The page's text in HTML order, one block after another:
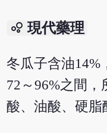
bubble_chart 現代藥理
冬瓜子含油14%
72～96%之間
酸、油酸、硬脂